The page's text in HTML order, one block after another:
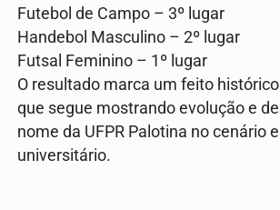
Futebol de Campo – 3º lugar
Handebol Masculino – 2º lugar
Futsal Feminino – 1º lugar
O resultado marca um feito
que segue mostrando evolução e
nome da UFPR Palotina no cenário
universitário.